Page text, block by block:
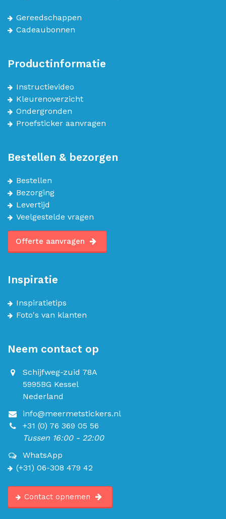
Gereedschappen
Cadeaubonnen
Productinformatie
Instructievideo
Kleurenoverzicht
Ondergronden
Proefsticker aanvragen
Bestellen & bezorgen
Bestellen
Bezorging
Levertijd
Veelgestelde vragen
Offerte aanvragen
Inspiratie
Inspiratietips
Foto's van klanten
Neem contact op
Schijfweg-zuid 78A
5995BG Kessel
Nederland
info@meermetstickers.nl
+31 (0) 76 369 05 56
Tussen 16:00 - 22:00
WhatsApp
(+31) 06-308 479 42
Contact opnemen